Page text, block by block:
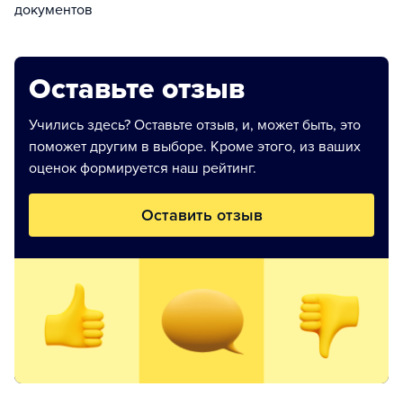
документов
Оставьте отзыв
Учились здесь? Оставьте отзыв, и, может быть, это
поможет другим в выборе. Кроме этого, из ваших
оценок формируется наш рейтинг.
Оставить отзыв